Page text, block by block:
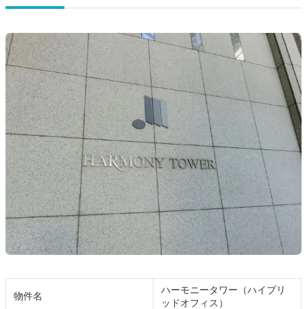
物件名
ハーモニータワー（ハイブリ
ッドオフィス）